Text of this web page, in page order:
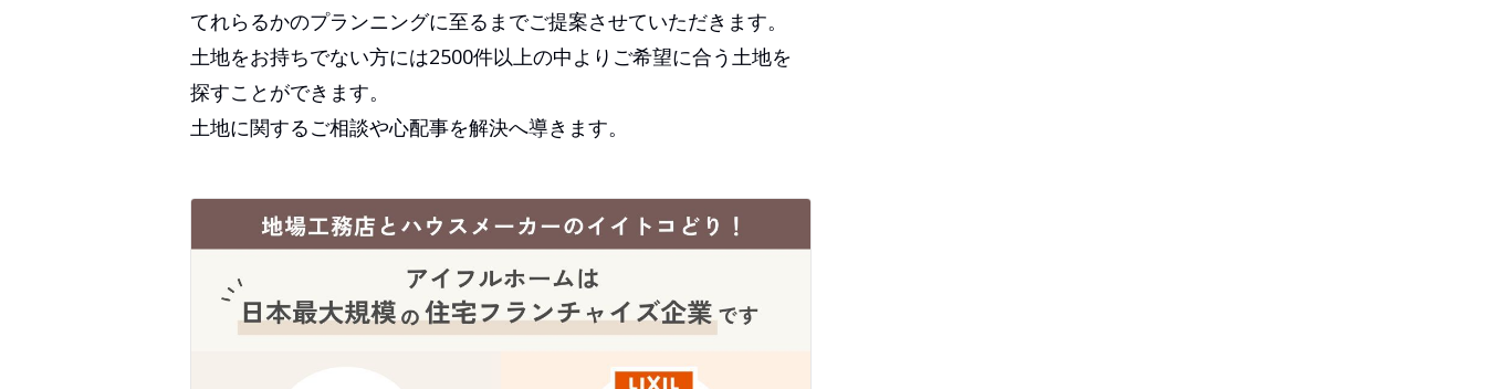
てれらるかのプランニングに至るまでご提案させていただきます。
土地をお持ちでない方には2500件以上の中よりご希望に合う土地を
探すことができます。
土地に関するご相談や心配事を解決へ導きます。